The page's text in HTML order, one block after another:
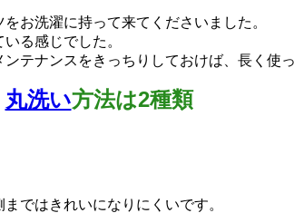
お洗濯に持って来てくださいました。
る感じでした。
テナンスをきっちりしておけば、長く使っ
丸洗い方法は2種類
ではきれいになりにくいです。